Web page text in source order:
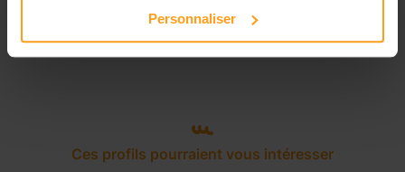
Personnaliser
Ces profils pourraient vous intéresser